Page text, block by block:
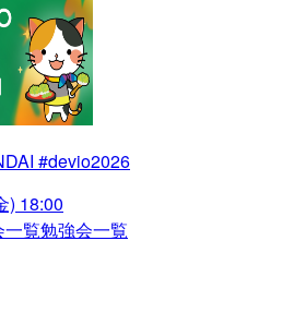
#devio2026
) 18:00
覧勉強会一覧